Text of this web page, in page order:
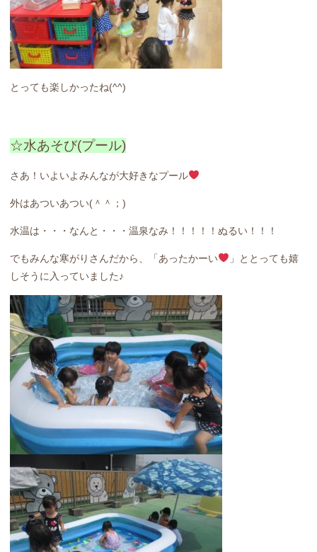
とっても楽しかったね(^^)
☆水あそび(プール)
さあ！いよいよみんなが大好きなプール
外はあついあつい(＾＾；)
水温は・・・なんと・・・温泉なみ！！！！！ぬるい！！！
でもみんな寒がりさんだから、「あったかーい
」ととっても嬉
しそうに入っていました♪